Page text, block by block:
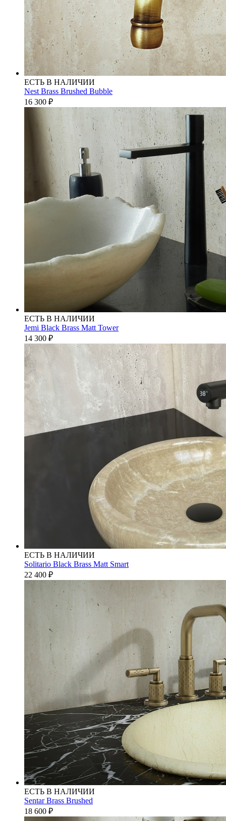
ЕСТЬ В НАЛИЧИИ
Nest Brass Brushed Bubble
16 300 ₽
ЕСТЬ В НАЛИЧИИ
Jemi Black Brass Matt Tower
14 300 ₽
ЕСТЬ В НАЛИЧИИ
Solitario Black Brass Matt Smart
22 400 ₽
ЕСТЬ В НАЛИЧИИ
Sentar Brass Brushed
18 600 ₽